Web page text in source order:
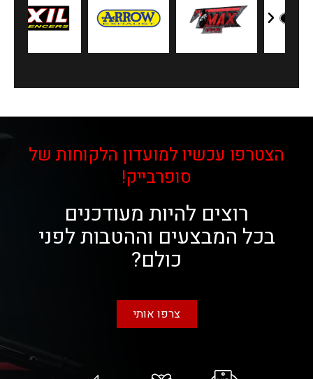
הצטרפו עכשיו למועדון הלקוחות של
סופרבייק!
רוצים להיות מעודכנים
בכל המבצעים וההטבות לפני
כולם?
צרפו אותי